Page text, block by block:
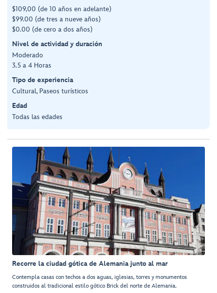
$109,00 (de 10 años en adelante)
$99.00 (de tres a nueve años)
$0.00 (de cero a dos años)
Nivel de actividad y duración
Moderado
3.5 a 4 Horas
Tipo de experiencia
Cultural, Paseos turísticos
Edad
Todas las edades
Recorre la ciudad gótica de Alemania junto al mar
Contempla casas con techos a dos aguas, iglesias, torres y monumentos
construidos al tradicional estilo gótico Brick del norte de Alemania.